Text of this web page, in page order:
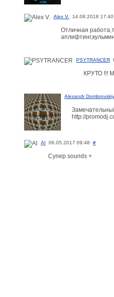
Alex V. 14.08.2018 17:40
Отличная
PSYTRANCER
КРУТО !!!
Alexandr Dombrovskiy
http://
AI 06.05.2017 09:48 #
Супер sounds +